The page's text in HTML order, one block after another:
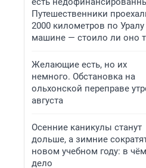
Путешественники
2000 километров по
машине — стоило ли оно
Желающие есть, но их
немного. Обстановка на
ольхонской переправе
августа
Осенние каникулы станут
дольше, а зимние
новом учебном году: в чём
дело